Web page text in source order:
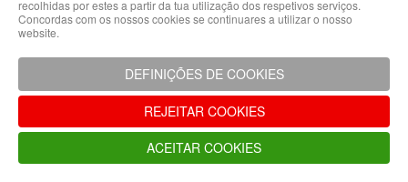
Climatização
Hidráulicas
Controladores
Fixações e
Acessórios
Isolamento
para
Tubagem
recolhidas por estes a partir da tua utilização dos respetivos serviços.
Concordas com os nossos cookies se continuares a utilizar o nosso
website.
DEFINIÇÕES DE COOKIES
REJEITAR COOKIES
ACEITAR COOKIES